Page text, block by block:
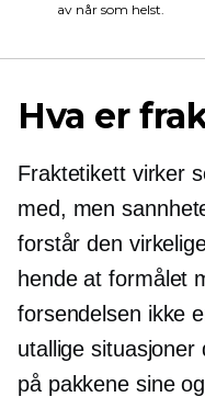
av når som helst.
Hva er
Fraktetikett virker
med, men
forstår den
hende at formålet
forsendelsen ikke
utallige
på pakkene sine